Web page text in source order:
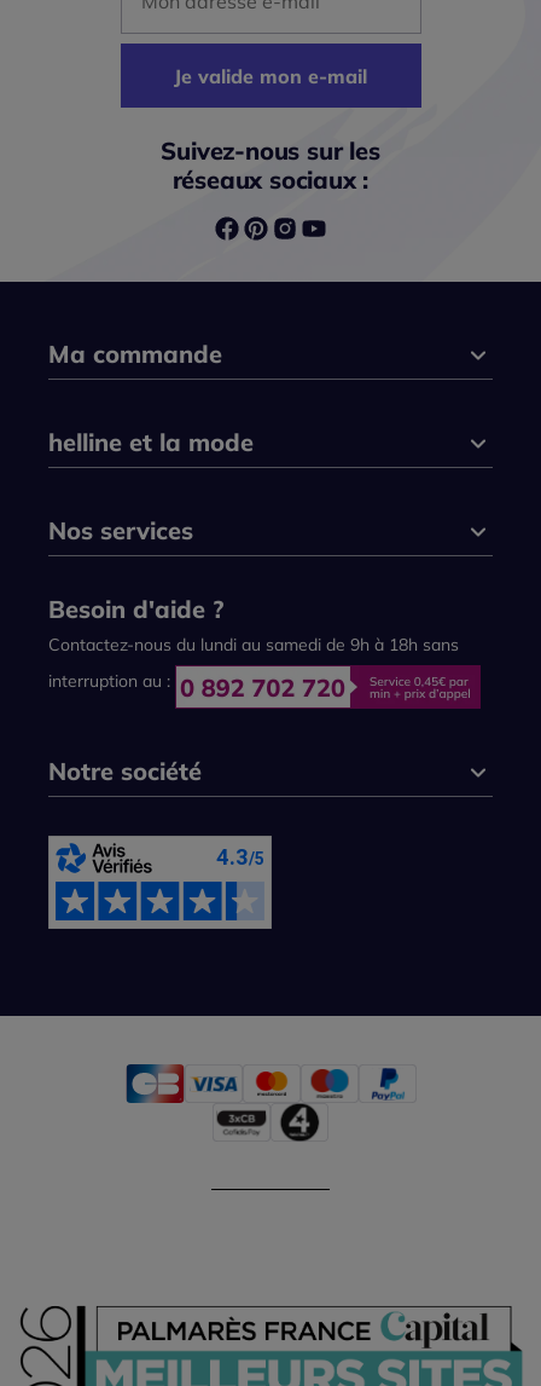
Je valide mon e-mail
Suivez-nous sur les
réseaux sociaux :
Ma commande
helline et la mode
Nos services
Besoin d'aide ?
Contactez-nous du lundi au samedi de 9h à 18h sans
interruption au :
Notre société